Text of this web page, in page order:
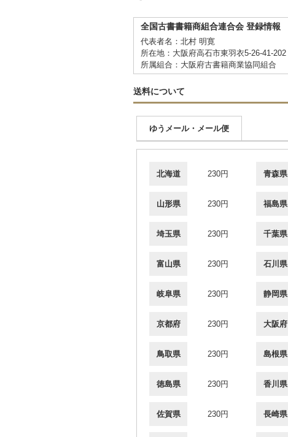
全国古書書籍商組合連合会 登録情報
代表者名：北村 明寛
所在地：大阪府高石市東羽衣5-26-41-202
所属組合：大阪府古書籍商業協同組合
送料について
ゆうメール・メール便
北海道 230円 青森県
山形県 230円 福島県
埼玉県 230円 千葉県
富山県 230円 石川県
岐阜県 230円 静岡県
京都府 230円 大阪府
鳥取県 230円 島根県
徳島県 230円 香川県
佐賀県 230円 長崎県